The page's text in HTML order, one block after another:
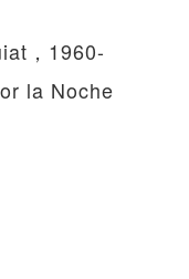
，1960-
la Noche